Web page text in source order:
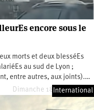
encore sous le
morts et deux blesséEs
au sud de Lyon ;
entre autres, aux joints).…
Dimanche 18 janvier 2026
International